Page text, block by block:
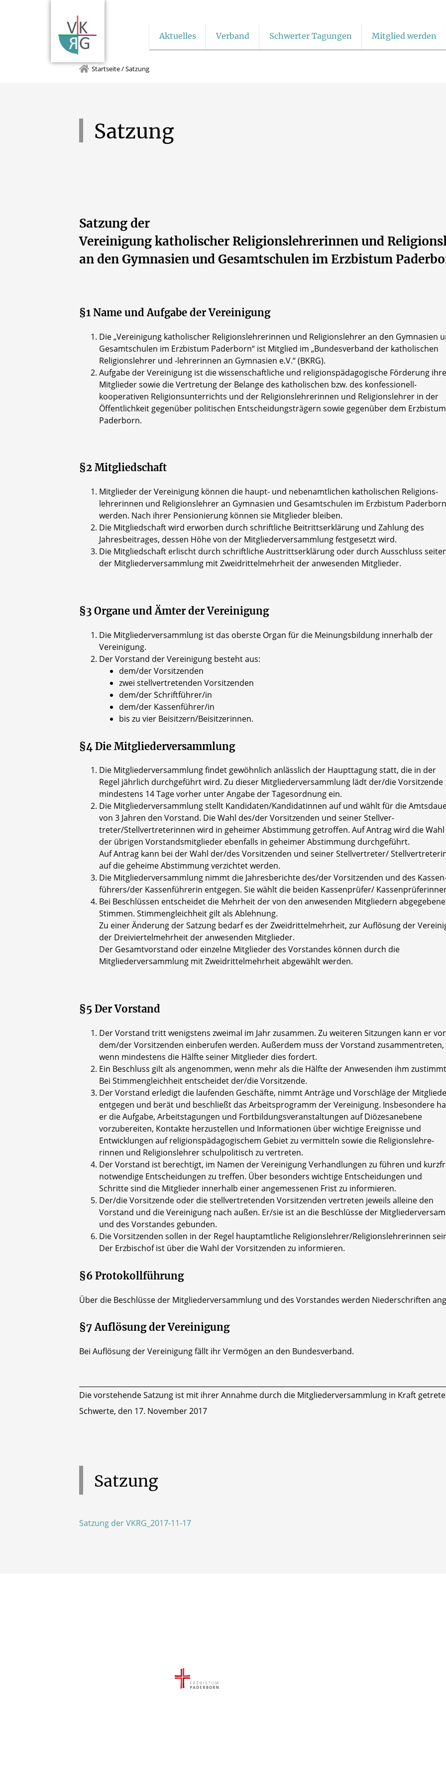
Aktuelles Verband Schwerter Tagungen Mitglied werden
Startseite/Satzung
Satzung
Satzung der
Vereinigung katholischer Religionslehrerinnen und
an den Gymnasien und Gesamtschulen im Erzbistum
§1 Name und Aufgabe der Vereinigung
Die „Vereinigung katholischer Religionslehrerinnen und Religionslehrer an den Gymnasien
Gesamtschulen im Erzbistum Paderborn“ ist Mitglied im „Bundesverband der katholischen
Religionslehrer und -lehrerinnen an Gymnasien e.V.“ (BKRG).
Aufgabe der Vereinigung ist die wissenschaftliche und religionspädagogische Förderung
Mitglieder sowie die Vertretung der Belange des katholischen bzw. des konfessionell-
kooperativen Religionsunterrichts und der Religionslehrerinnen und Religionslehrer in der
Öffentlichkeit gegenüber politischen Entscheidungsträgern sowie gegenüber dem Erzbistum
Paderborn.
§2 Mitgliedschaft
Mitglieder der Vereinigung können die haupt- und nebenamtlichen katholischen Religions-
lehrerinnen und Religionslehrer an Gymnasien und Gesamtschulen im Erzbistum Paderborn
werden. Nach ihrer Pensionierung können sie Mitglieder bleiben.
Die Mitgliedschaft wird erworben durch schriftliche Beitrittserklärung und Zahlung des
Jahresbeitrages, dessen Höhe von der Mitgliederversammlung festgesetzt wird.
Die Mitgliedschaft erlischt durch schriftliche Austrittserklärung oder durch Ausschluss
der Mitgliederversammlung mit Zweidrittelmehrheit der anwesenden Mitglieder.
§3 Organe und Ämter der Vereinigung
Die Mitgliederversammlung ist das oberste Organ für die Meinungsbildung innerhalb der
Vereinigung.
Der Vorstand der Vereinigung besteht aus:
dem/der Vorsitzenden
zwei stellvertretenden Vorsitzenden
dem/der Schriftführer/in
dem/der Kassenführer/in
bis zu vier Beisitzern/Beisitzerinnen.
§4 Die Mitgliederversammlung
Die Mitgliederversammlung findet gewöhnlich anlässlich der Haupttagung statt, die in der
Regel jährlich durchgeführt wird. Zu dieser Mitgliederversammlung lädt der/die Vorsitzende
mindestens 14 Tage vorher unter Angabe der Tagesordnung ein.
Die Mitgliederversammlung stellt Kandidaten/Kandidatinnen auf und wählt für die
von 3 Jahren den Vorstand. Die Wahl des/der Vorsitzenden und seiner Stellver-
treter/Stellvertreterinnen wird in geheimer Abstimmung getroffen. Auf Antrag wird die Wahl
der übrigen Vorstandsmitglieder ebenfalls in geheimer Abstimmung durchgeführt.
Auf Antrag kann bei der Wahl der/des Vorsitzenden und seiner Stellvertreter/
auf die geheime Abstimmung verzichtet werden.
Die Mitgliederversammlung nimmt die Jahresberichte des/der Vorsitzenden und des
führers/der Kassenführerin entgegen. Sie wählt die beiden Kassenprüfer/
Bei Beschlüssen entscheidet die Mehrheit der von den anwesenden Mitgliedern
Stimmen. Stimmengleichheit gilt als Ablehnung.
Zu einer Änderung der Satzung bedarf es der Zweidrittelmehrheit, zur Auflösung der
der Dreiviertelmehrheit der anwesenden Mitglieder.
Der Gesamtvorstand oder einzelne Mitglieder des Vorstandes können durch die
Mitgliederversammlung mit Zweidrittelmehrheit abgewählt werden.
§5 Der Vorstand
Der Vorstand tritt wenigstens zweimal im Jahr zusammen. Zu weiteren Sitzungen kann er
dem/der Vorsitzenden einberufen werden. Außerdem muss der Vorstand zusammentreten,
wenn mindestens die Hälfte seiner Mitglieder dies fordert.
Ein Beschluss gilt als angenommen, wenn mehr als die Hälfte der Anwesenden ihm
Bei Stimmengleichheit entscheidet der/die Vorsitzende.
Der Vorstand erledigt die laufenden Geschäfte, nimmt Anträge und Vorschläge der
entgegen und berät und beschließt das Arbeitsprogramm der Vereinigung. Insbesondere
er die Aufgabe, Arbeitstagungen und Fortbildungsveranstaltungen auf Diözesanebene
vorzubereiten, Kontakte herzustellen und Informationen über wichtige Ereignisse und
Entwicklungen auf religionspädagogischem Gebiet zu vermitteln sowie die Religionslehre-
rinnen und Religionslehrer schulpolitisch zu vertreten.
Der Vorstand ist berechtigt, im Namen der Vereinigung Verhandlungen zu führen und
notwendige Entscheidungen zu treffen. Über besonders wichtige Entscheidungen und
Schritte sind die Mitglieder innerhalb einer angemessenen Frist zu informieren.
Der/die Vorsitzende oder die stellvertretenden Vorsitzenden vertreten jeweils alleine den
Vorstand und die Vereinigung nach außen. Er/sie ist an die Beschlüsse der
und des Vorstandes gebunden.
Die Vorsitzenden sollen in der Regel hauptamtliche Religionslehrer/Religionslehrerinnen
Der Erzbischof ist über die Wahl der Vorsitzenden zu informieren.
§6 Protokollführung
Über die Beschlüsse der Mitgliederversammlung und des Vorstandes werden Niederschriften
§7 Auflösung der Vereinigung
Bei Auflösung der Vereinigung fällt ihr Vermögen an den Bundesverband.
Die vorstehende Satzung ist mit ihrer Annahme durch die Mitgliederversammlung in Kraft
Schwerte, den 17. November 2017
Satzung
Satzung der VKRG_2017-11-17